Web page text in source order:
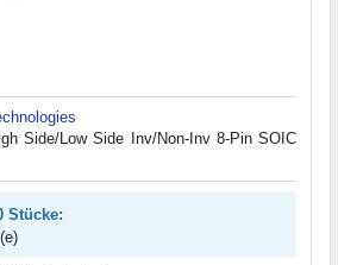
Side/Low Side Inv/Non-Inv 8-Pin SOIC
Stücke: